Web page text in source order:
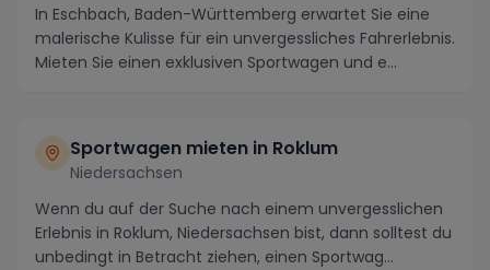
In Eschbach, Baden-Württemberg erwartet Sie eine
malerische Kulisse für ein unvergessliches Fahrerlebnis.
Mieten Sie einen exklusiven Sportwagen und e...
Sportwagen mieten in Roklum
Niedersachsen
Wenn du auf der Suche nach einem unvergesslichen
Erlebnis in Roklum, Niedersachsen bist, dann solltest du
unbedingt in Betracht ziehen, einen Sportwag...